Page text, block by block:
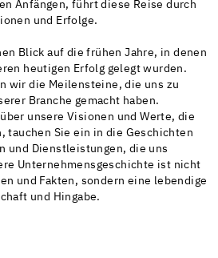
Anfängen, führt diese Reise durch
und Erfolge.
Blick auf die frühen Jahre, in denen
heutigen Erfolg gelegt wurden.
wir die Meilensteine, die uns zu
Branche gemacht haben.
unsere Visionen und Werte, die
tauchen Sie ein in die Geschichten
und Dienstleistungen, die uns
Unternehmensgeschichte ist nicht
und Fakten, sondern eine lebendige
und Hingabe.